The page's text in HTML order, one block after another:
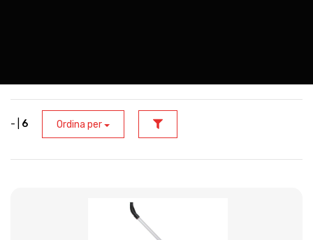
- | 6 Ordina per